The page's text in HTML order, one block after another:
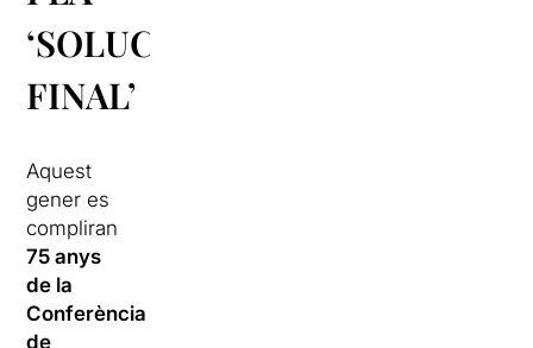
‘SOLUCIÓ
FINAL’
Aquest
gener es
compliran
75 anys
de la
Conferència
de